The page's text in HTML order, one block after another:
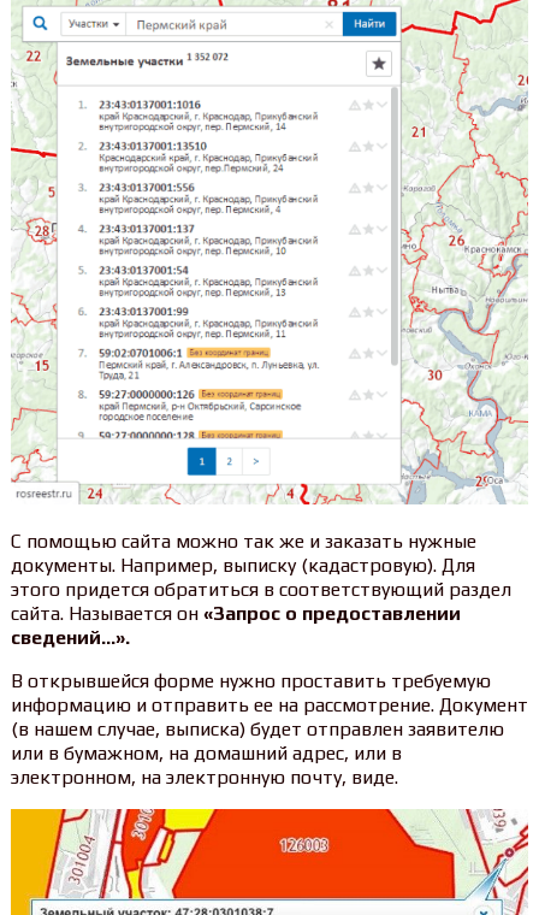
С помощью сайта можно так же и заказать нужные
документы. Например, выписку (кадастровую). Для
этого придется обратиться в соответствующий раздел
сайта. Называется он «Запрос о предоставлении
сведений…».
В открывшейся форме нужно проставить требуемую
информацию и отправить ее на рассмотрение. Документ
(в нашем случае, выписка) будет отправлен заявителю
или в бумажном, на домашний адрес, или в
электронном, на электронную почту, виде.